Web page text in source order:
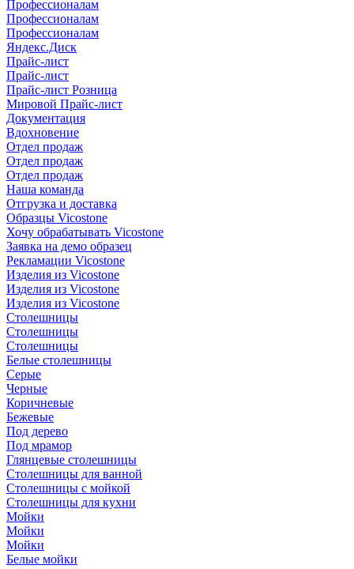
Профессионалам
Профессионалам
Профессионалам
Яндекс.Диск
Прайс-лист
Прайс-лист
Прайс-лист Розница
Мировой Прайс-лист
Документация
Вдохновение
Отдел продаж
Отдел продаж
Отдел продаж
Наша команда
Отгрузка и доставка
Образцы Vicostone
Хочу обрабатывать Vicostone
Заявка на демо образец
Рекламации Vicostone
Изделия из Vicostone
Изделия из Vicostone
Изделия из Vicostone
Столешницы
Столешницы
Столешницы
Белые столешницы
Серые
Черные
Коричневые
Бежевые
Под дерево
Под мрамор
Глянцевые столешницы
Столешницы для ванной
Столешницы с мойкой
Столешницы для кухни
Мойки
Мойки
Мойки
Белые мойки